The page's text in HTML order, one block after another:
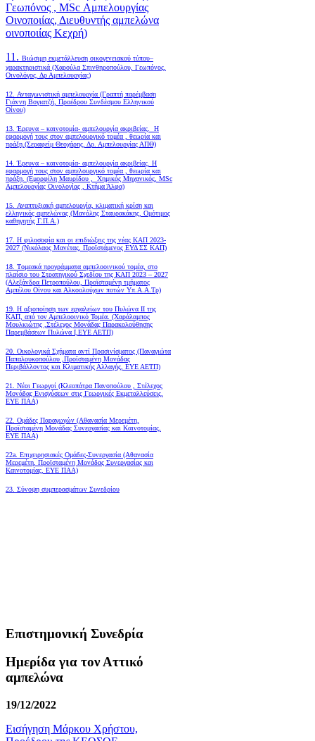
Γεωπόνος , MSc Αμπελουργίας
Οινοποιίας, Διευθυντής αμπελώνα
οινοποιίας Κεχρή)
11. Βιώσιμη εκμετάλλευση οικογενειακού τύπου–
χαρακτηριστικά (Χαρούλα Σπινθηροπούλου, Γεωπόνος,
Οινολόγος, Δρ Αμπελουργίας)
12. Ανταγωνιστική αμπελουργία (Γραπτή παρέμβαση
Γιάννη Βογιατζή, Προέδρου Συνδέσμου Ελληνικού
Οίνου)
13. Έρευνα – καινοτομία- αμπελουργία ακριβείας. Η
εφαρμογή τους στον αμπελουργικό τομέα , θεωρία και
πράξη.(Σεραφείμ Θεοχάρης, Δρ. Αμπελουργίας ΑΠΘ)
14. Έρευνα – καινοτομία- αμπελουργία ακριβείας. Η
εφαρμογή τους στον αμπελουργικό τομέα , θεωρία και
πράξη. (Εμορφίλη Μαυρίδου , Χημικός Μηχανικός, MSc
Αμπελουργίας Οινολογίας , Κτήμα Άλφα)
15. Αναπτυξιακή αμπελουργία, κλιματική κρίση και
ελληνικός αμπελώνας (Μανόλης Σταυρακάκης, Ομότιμος
καθηγητής Γ.Π.Α.)
17. Η φιλοσοφία και οι επιδιώξεις της νέας ΚΑΠ 2023-
2027 (Νικόλαος Μανέτας, Προϊστάμενος ΕΥΔ ΣΣ ΚΑΠ)
18. Tομεακά προγράμματα αμπελοοινικού τομέα, στο
πλαίσιο του Στρατηγικού Σχεδίου της ΚΑΠ 2023 – 2027
(Αλεξάνδρα Πετροπούλου, Προϊσταμένη τμήματος
Αμπέλου Οίνου και Αλκοολούχων ποτών Υπ.Α.Α.Τρ)
19. Η αξιοποίηση των εργαλείων του Πυλώνα ΙΙ της
ΚΑΠ, από τον Αμπελοοινικό Τομέα. (Χαράλαμπος
Μουλκιώτης ,Στέλεχος Μονάδας Παρακολούθησης
Παρεμβάσεων Πυλώνα Ι,ΕΥΕ ΑΕΤΠ)
20. Οικολογικά Σχήματα αντί Πρασινίσματος (Παναγιώτα
Παπαλουκοπούλου ,Προϊσταμένη Μονάδας
Περιβάλλοντος και Κλιματικής Αλλαγής, ΕΥΕ ΑΕΤΠ)
21. Νέοι Γεωργοί (Κλεοπάτρα Πανοπούλου , Στέλεχος
Μονάδας Ενισχύσεων στις Γεωργικές Εκμεταλλεύσεις,
ΕΥΕ ΠΑΑ)
22. Ομάδες Παραγωγών (Αθανασία Μερεμέτη,
Προϊσταμένη Μονάδας Συνεργασίας και Καινοτομίας,
ΕΥΕ ΠΑΑ)
22a. Επιχειρησιακές Ομάδες-Συνεργασία (Αθανασία
Μερεμέτη, Προϊσταμένη Μονάδας Συνεργασίας και
Καινοτομίας, ΕΥΕ ΠΑΑ)
23. Σύνοψη συμπερασμάτων Συνεδρίου
Επιστημονική Συνεδρία
Ημερίδα για τον Αττικό
αμπελώνα
19/12/2022
Εισήγηση Μάρκου Χρήστου,